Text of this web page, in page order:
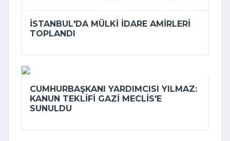
İSTANBUL'DA MÜLKI IDARE AMIRLERI
TOPLANDI
CUMHURBAŞKANI YARDIMCISI YILMAZ:
KANUN TEKLIFI GAZI MECLIS'E
SUNULDU